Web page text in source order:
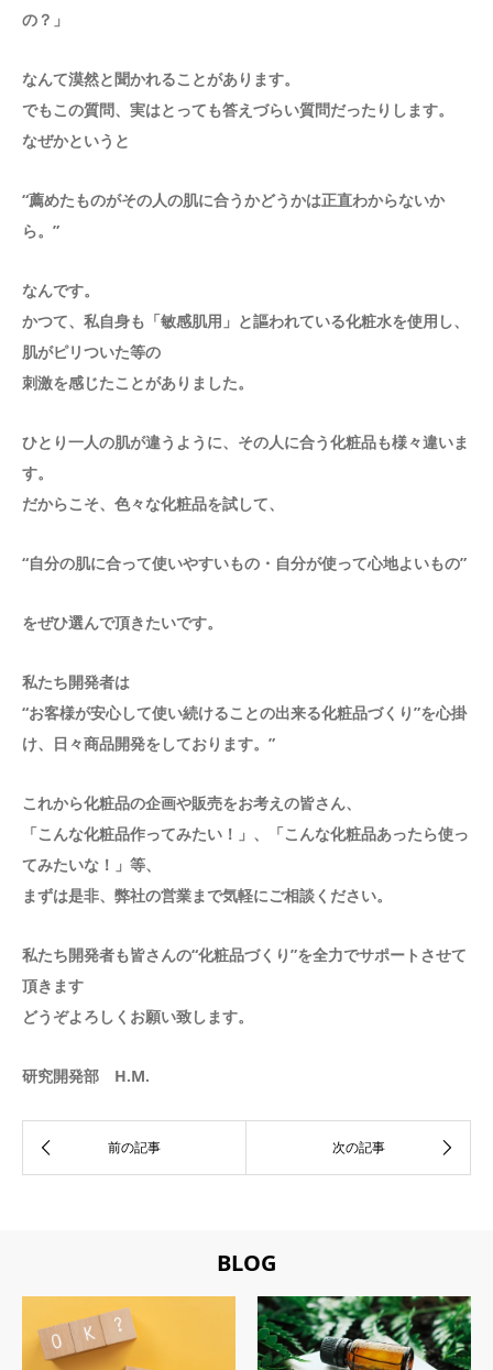
の？」
なんて漠然と聞かれることがあります。
でもこの質問、実はとっても答えづらい質問だったりします。
なぜかというと
“薦めたものがその人の肌に合うかどうかは正直わからないか
ら。”
なんです。
かつて、私自身も「敏感肌用」と謳われている化粧水を使用し、
肌がピリついた等の
刺激を感じたことがありました。
ひとり一人の肌が違うように、その人に合う化粧品も様々違いま
す。
だからこそ、色々な化粧品を試して、
“自分の肌に合って使いやすいもの・自分が使って心地よいもの”
をぜひ選んで頂きたいです。
私たち開発者は
“お客様が安心して使い続けることの出来る化粧品づくり”を心掛
け、日々商品開発をしております。”
これから化粧品の企画や販売をお考えの皆さん、
「こんな化粧品作ってみたい！」、「こんな化粧品あったら使っ
てみたいな！」等、
まずは是非、弊社の営業まで気軽にご相談ください。
私たち開発者も皆さんの“化粧品づくり”を全力でサポートさせて
頂きます
どうぞよろしくお願い致します。
研究開発部 H.M.
BLOG